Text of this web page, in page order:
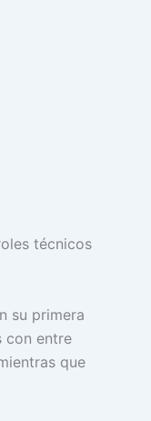
técnicos
su primera
con entre
que